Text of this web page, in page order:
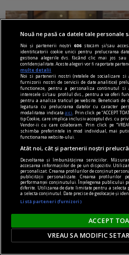
dalí
„Bucureștiul reflectă
fost Dalí“ interviu cu
expoziției „Universului lui
la ARCUB
să le facă pur și simplu
Sever VOINESCU
Nouă ne pasă ca datele tale personale
Noi și partenerii noștri606 stocăm și/sau
identificatorii cookie unici pentru prelucrarea
gestiona alegerile dvs. făcând clic mai jos
confidențialitate. Aceste alegeri vor fi raportate
multe detalii
Noi si partenerii nostri (retelele de socializare si
furnizorii nostri de servicii de date analitice)
functioneze, pentru a personaliza continutul
interesele si/sau profilul dvs., pentru a va oferi
pentru a analiza traficul pe website. Beneficiati de
legatura cu prelucrarea datelor cu caracter
modalitatea indicataaici
. Prin click pe “ACCEPT
tip Cookie, care implica inclusiv acceptul dvs. cu
Vendor-ii cu care colaboram. Prin click pe
schimba preferintele in mod individual, mai
functionarea website-ului.
Atât noi, cât și partenerii noștri
Dezvoltarea și îmbunătățirea serviciilor.
accesarea informațiilor de pe un dispozitiv.
personalizat. Crearea profilurilor de conținut
publicității personalizate. Crearea profilurilor
performanței conținutului. Înțelegerea publicului
diferite. Utilizarea de date limitate pentru a
a selecta conținutul. Date precise de geolocație și
Listă parteneri (furnizori)
ACCEPT
VREAU SA MODIFIC